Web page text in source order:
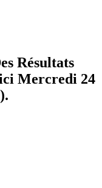
Résultats
Mercredi 24